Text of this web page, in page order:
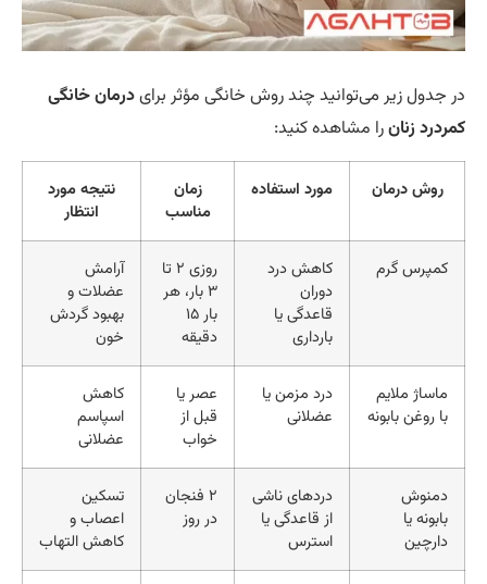
جدول زیر می‌توانید چند روش خانگی مؤثر برای درمان خانگی
زنانرا مشاهده کنید:
روش درمان مورد استفاده
مناسب
نتیجه مورد
انتظار
کمپرس گرم
کاهش درد
قاعدگی یا
بارداری
روزی ۲ تا
۳ بار، هر
دقیقه
آرامش
عضلات و
بهبود گردش
ماساژ ملایم
با روغن بابونه
درد مزمن یا
عضلانی
عصر یا
قبل از
خواب
کاهش
اسپاسم
عضلانی
دمنوش
بابونه یا
دارچین
دردهای ناشی
از قاعدگی یا
استرس
۲ فنجان
در روز
تسکین
اعصاب و
کاهش التهاب